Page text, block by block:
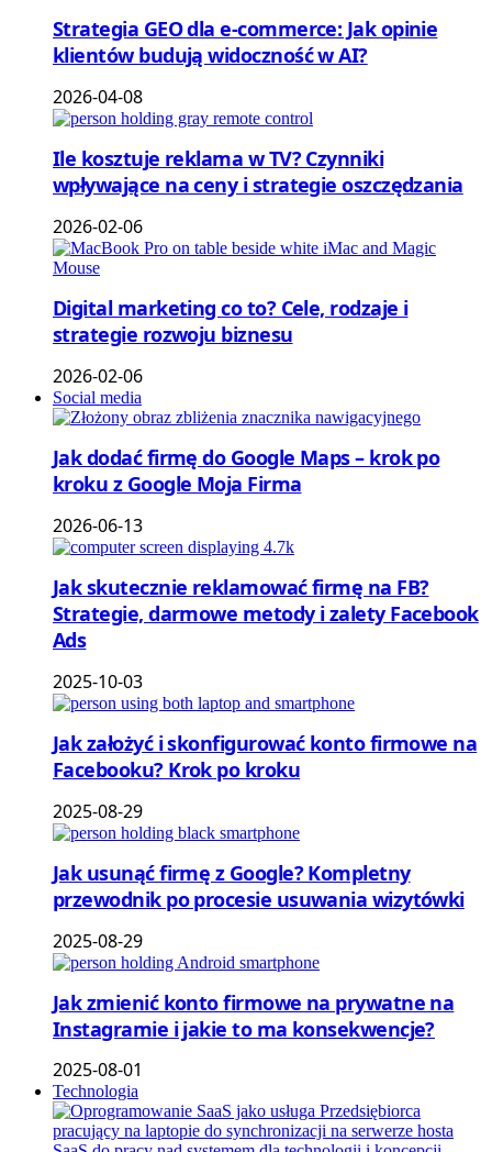
Strategia GEO dla e-commerce: Jak opinie
klientów budują widoczność w AI?
2026-04-08
Ile kosztuje reklama w TV? Czynniki
wpływające na ceny i strategie oszczędzania
2026-02-06
Digital marketing co to? Cele, rodzaje i
strategie rozwoju biznesu
2026-02-06
Social media
Jak dodać firmę do Google Maps – krok po
kroku z Google Moja Firma
2026-06-13
Jak skutecznie reklamować firmę na FB?
Strategie, darmowe metody i zalety Facebook
Ads
2025-10-03
Jak założyć i skonfigurować konto firmowe na
Facebooku? Krok po kroku
2025-08-29
Jak usunąć firmę z Google? Kompletny
przewodnik po procesie usuwania wizytówki
2025-08-29
Jak zmienić konto firmowe na prywatne na
Instagramie i jakie to ma konsekwencje?
2025-08-01
Technologia